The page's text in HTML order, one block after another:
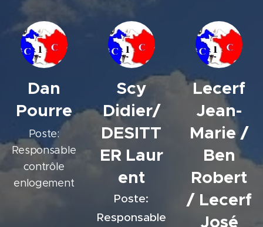
Dan
Pourre
Poste:
Responsable
contrôle
enlogement
Scy
Didier/
DESITT
ER Laur
ent
Poste:
Responsable
Lecerf
Jean-
Marie /
Ben
Robert
/ Lecerf
José